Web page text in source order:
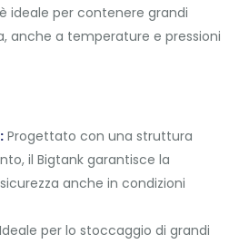
ideale per contenere grandi
anche a temperature e pressioni
Progettato con una struttura
il Bigtank garantisce la
anche in condizioni
Ideale per lo stoccaggio di grandi